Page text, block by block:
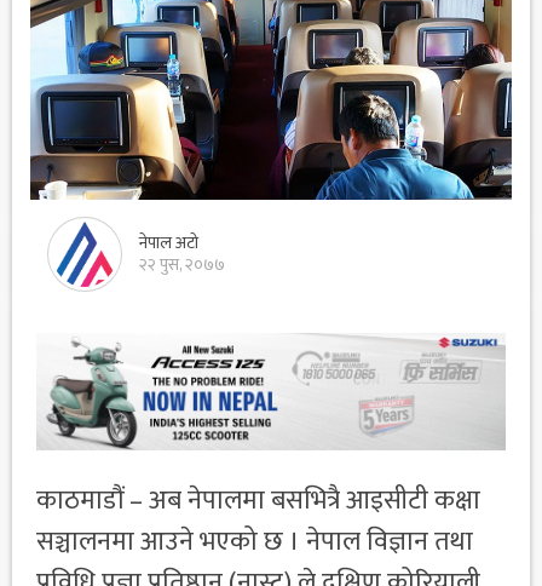
नेपाल अटो
२२ पुस, २०७७
काठमाडौं – अब नेपालमा बसभित्रै आइसीटी कक्षा
सञ्चालनमा आउने भएको छ । नेपाल विज्ञान तथा